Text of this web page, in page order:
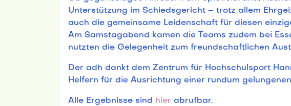
Unterstützung im Schiedsgericht – trotz allem
auch die gemeinsame Leidenschaft für diesen
Am Samstagabend kamen die Teams zudem bei
nutzten die Gelegenheit zum freundschaftlichen
Der adh dankt dem Zentrum für Hochschulsport
Helfern für die Ausrichtung einer rundum
Alle Ergebnisse sind hier abrufbar.